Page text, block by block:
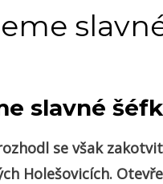
slavné
se však
Holešovicích.